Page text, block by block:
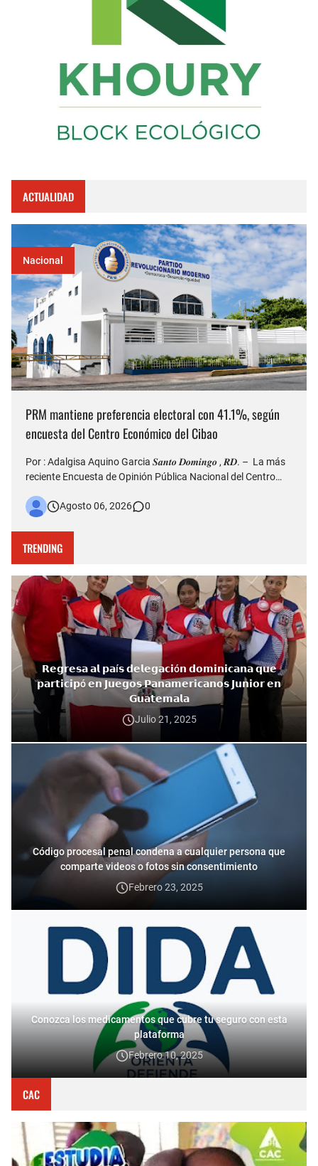
ACTUALIDAD
Nacional
PRM mantiene preferencia electoral con 41.1%, según
encuesta del Centro Económico del Cibao
Por : Adalgisa Aquino Garcia 𝑺𝒂𝒏𝒕𝒐 𝑫𝒐𝒎𝒊𝒏𝒈𝒐 , 𝑹𝑫. – La más
reciente Encuesta de Opinión Pública Nacional del Centro
Moderno (PRM) continúa siendo la organización política con
Agosto 06, 2026 0
TRENDING
𝗥𝗲𝗴𝗿𝗲𝘀𝗮 𝗮𝗹 𝗽𝗮í𝘀 𝗱𝗲𝗹𝗲𝗴𝗮𝗰𝗶ó𝗻 𝗱𝗼𝗺𝗶𝗻𝗶𝗰𝗮𝗻𝗮 𝗾𝘂𝗲
𝗽𝗮𝗿𝘁𝗶𝗰𝗶𝗽ó 𝗲𝗻 𝗝𝘂𝗲𝗴𝗼𝘀 𝗣𝗮𝗻𝗮𝗺𝗲𝗿𝗶𝗰𝗮𝗻𝗼𝘀 𝗝𝘂𝗻𝗶𝗼𝗿 𝗲𝗻
𝗚𝘂𝗮𝘁𝗲𝗺𝗮𝗹𝗮
Julio 21, 2025
Código procesal penal condena a cualquier persona que
comparte videos o fotos sin consentimiento
Febrero 23, 2025
Conozca los medicamentos que cubre tu seguro con esta
plataforma
Febrero 10, 2025
CAC